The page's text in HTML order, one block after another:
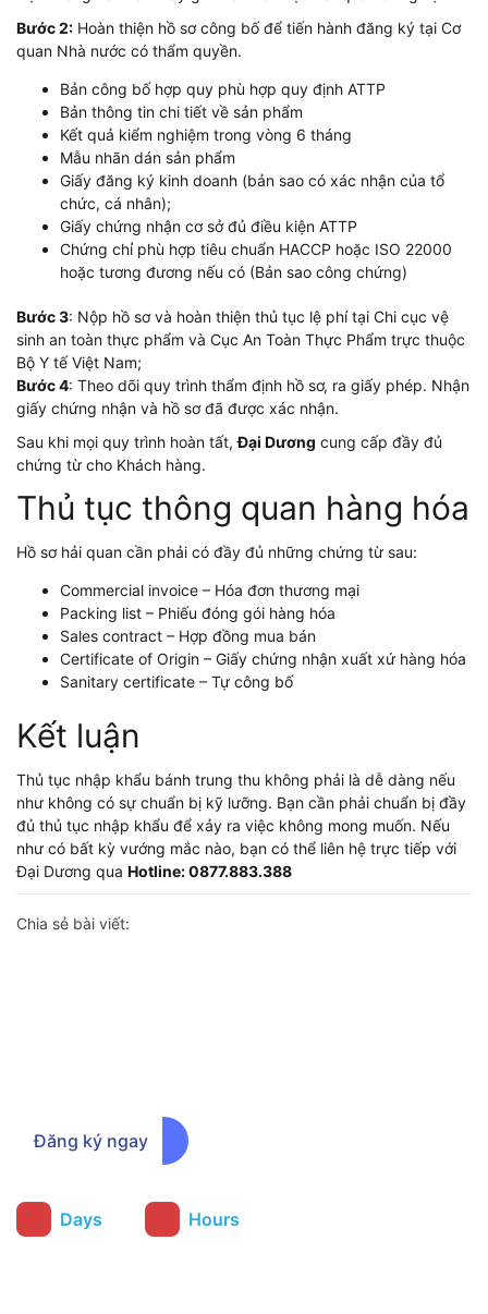
Bước 2: Hoàn thiện hồ sơ công bố để tiến hành đăng ký tại Cơ
quan Nhà nước có thẩm quyền.
Bản công bố hợp quy phù hợp quy định ATTP
Bản thông tin chi tiết về sản phẩm
Kết quả kiểm nghiệm trong vòng 6 tháng
Mẫu nhãn dán sản phẩm
Giấy đăng ký kinh doanh (bản sao có xác nhận của tổ
chức, cá nhân);
Giấy chứng nhận cơ sở đủ điều kiện ATTP
Chứng chỉ phù hợp tiêu chuẩn HACCP hoặc ISO 22000
hoặc tương đương nếu có (Bản sao công chứng)
Bước 3: Nộp hồ sơ và hoàn thiện thủ tục lệ phí tại Chi cục vệ
sinh an toàn thực phẩm và Cục An Toàn Thực Phẩm trực thuộc
Bộ Y tế Việt Nam;
Bước 4: Theo dõi quy trình thẩm định hồ sơ, ra giấy phép. Nhận
giấy chứng nhận và hồ sơ đã được xác nhận.
Sau khi mọi quy trình hoàn tất,Đại Dương cung cấp đầy đủ
chứng từ cho Khách hàng.
Thủ tục thông quan hàng hóa
Hồ sơ hải quan cần phải có đầy đủ những chứng từ sau:
Commercial invoice – Hóa đơn thương mại
Packing list – Phiếu đóng gói hàng hóa
Sales contract – Hợp đồng mua bán
Certificate of Origin – Giấy chứng nhận xuất xứ hàng hóa
Sanitary certificate – Tự công bố
Kết luận
Thủ tục nhập khẩu bánh trung thu không phải là dễ dàng nếu
như không có sự chuẩn bị kỹ lưỡng. Bạn cần phải chuẩn bị đầy
đủ thủ tục nhập khẩu để xảy ra việc không mong muốn. Nếu
như có bất kỳ vướng mắc nào, bạn có thể liên hệ trực tiếp với
Đại Dương qua Hotline: 0877.883.388
Chia sẻ bài viết:
Đăng ký ngay
Days Hours